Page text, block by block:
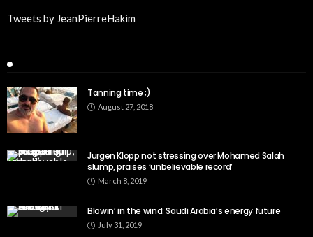
Tweets by JeanPierreHakim
Tanning time ;)
August 27, 2018
Jurgen Klopp not stressing over Mohamed Salah
slump, praises ‘unbelievable record’
March 8, 2019
Blowin’ in the wind: Saudi Arabia’s energy future
July 31, 2019